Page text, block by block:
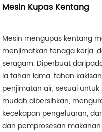
Mesin Kupas Kentang
Mesin mengupas kentang
menjimatkan tenaga kerja,
seragam. Diperbuat
ia tahan lama, tahan
penjimatan air, sesuai
mudah dibersihkan,
kecekapan pengeluaran,
dan pemprosesan makanan.